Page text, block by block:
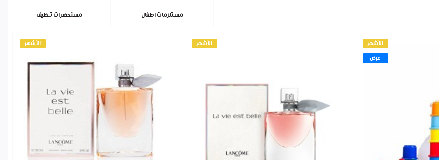
مستحضرات تنظيف مستلزمات اطفال
الأشهر الأشهر الأشهر
عرض